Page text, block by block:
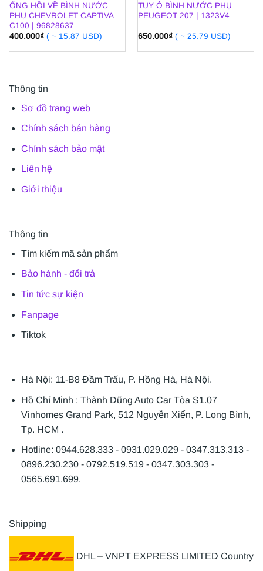
ỐNG HỒI VỀ BÌNH NƯỚC
PHỤ CHEVROLET CAPTIVA
C100 | 96828637
400.000₫ ( ~ 15.87 USD)
TUY Ô BÌNH NƯỚC PHỤ
PEUGEOT 207 | 1323V4
650.000₫ ( ~ 25.79 USD)
Thông tin
Sơ đồ trang web
Chính sách bán hàng
Chính sách bảo mật
Liên hệ
Giới thiệu
Thông tin
Tìm kiếm mã sản phẩm
Bảo hành - đổi trả
Tin tức sự kiện
Fanpage
Tiktok
Hà Nội: 11-B8 Đầm Trấu, P. Hồng Hà, Hà Nội.
Hồ Chí Minh : Thành Dũng Auto Car Tòa S1.07
Vinhomes Grand Park, 512 Nguyễn Xiển, P. Long Bình,
Tp. HCM .
Hotline: 0944.628.333 - 0931.029.029 - 0347.313.313 -
0896.230.230 - 0792.519.519 - 0347.303.303 -
0565.691.699.
Shipping
DHL – VNPT EXPRESS LIMITED Country